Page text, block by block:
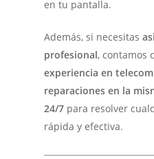
en tu pantalla.
Además, si necesitas
profesional, contamos
experiencia en
reparaciones en la
24/7 para resolver
rápida y efectiva.